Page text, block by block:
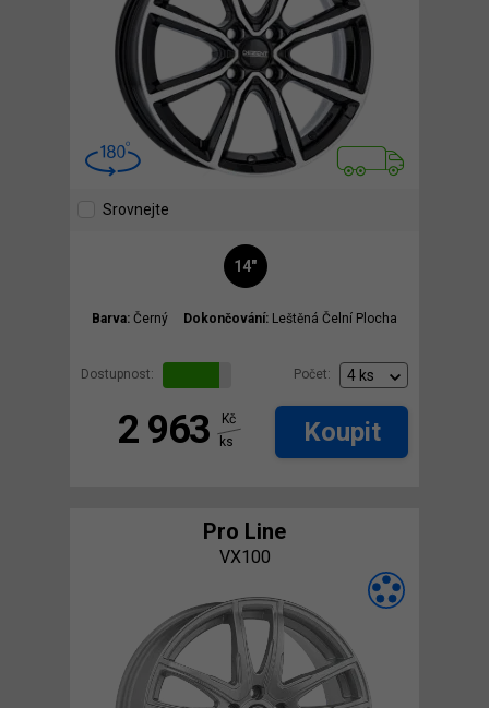
Srovnejte
14"
Barva: Černý Dokončování: Leštěná Čelní Plocha
Dostupnost: Počet:
2 963
Kč
ks
Koupit
Pro Line
VX100